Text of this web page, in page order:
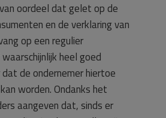
oordeel dat gelet op de
en de verklaring van
op een regulier
heel goed
de ondernemer hiertoe
worden. Ondanks het
aangeven dat, sinds er